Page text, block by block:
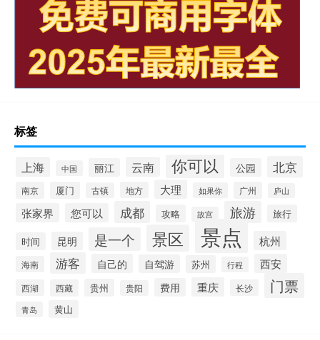
标签
上海 中国 丽江 云南 你可以 公园 北京
南京 厦门 古镇 地方 大理 如果你 广州 庐山
张家界 您可以 成都 攻略 故宫 旅游 旅行
时间 昆明 是一个 景区 景点 杭州
海南 游客 自己的 自驾游 苏州 行程 西安
西湖 西藏 贵州 贵阳 费用 重庆 长沙 门票
青岛 黄山